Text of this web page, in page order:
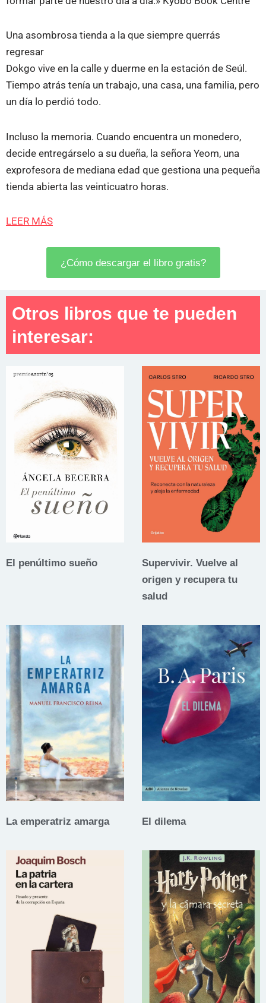
Una asombrosa tienda a la que siempre querrás
regresar
Dokgo vive en la calle y duerme en la estación de Seúl.
Tiempo atrás tenía un trabajo, una casa, una familia, pero
un día lo perdió todo.
Incluso la memoria. Cuando encuentra un monedero,
decide entregárselo a su dueña, la señora Yeom, una
exprofesora de mediana edad que gestiona una pequeña
tienda abierta las veinticuatro horas.
LEER MÁS
¿Cómo descargar el libro gratis?
Otros libros que te pueden
interesar:
El penúltimo sueño
Supervivir. Vuelve al
origen y recupera tu
salud
La emperatriz amarga El dilema